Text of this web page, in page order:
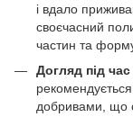
і вдало
своєчасний
частин та
Догляд під час
добривами, що